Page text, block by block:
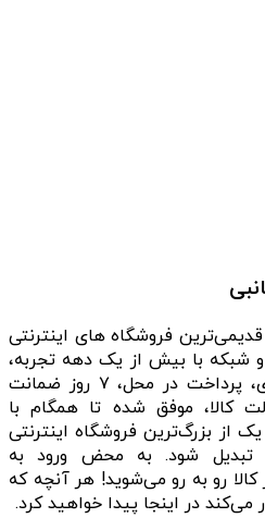
فروشگاه های اینترنتی
و شبکه با بیش از یک دهه تجربه،
با پایبندی به سه اصل کلیدی، پرداخت در محل، ۷ روز ضمانت
کالا، موفق شده تا همگام با
از بزرگ‌ترین فروشگاه اینترنتی
تبدیل شود. به محض ورود به
رو به رو می‌شوید! هر آنچه که
در اینجا پیدا خواهید کرد.